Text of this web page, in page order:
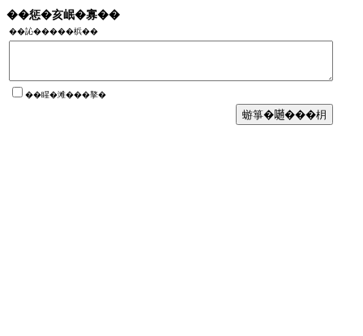
��惩�亥岷�寡��
��訫�����梹��
��睲�滩���摮�